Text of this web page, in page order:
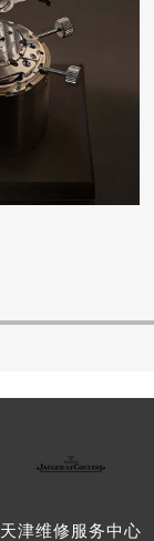
天津维修服务中心